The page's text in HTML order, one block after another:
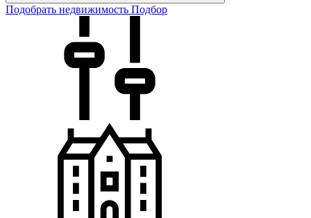
Подобрать недвижимость Подбор